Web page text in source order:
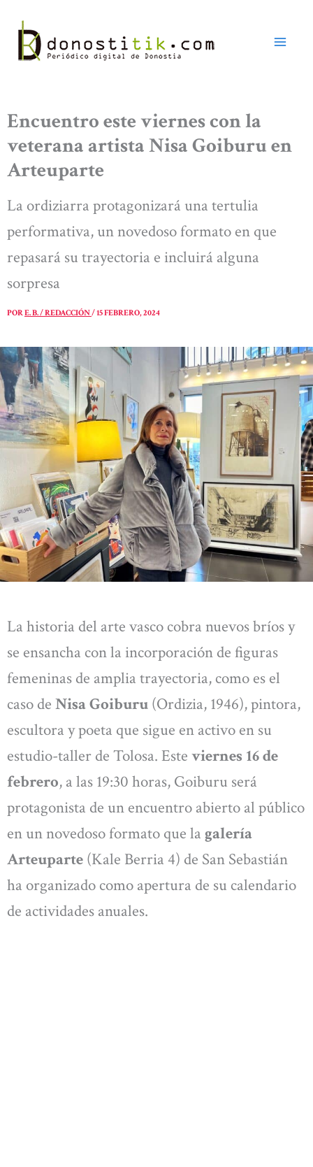
contenido
Encuentro este viernes con la
veterana artista Nisa Goiburu en
Arteuparte
La ordiziarra protagonizará una tertulia
performativa, un novedoso formato en que
repasará su trayectoria e incluirá alguna
sorpresa
PORE. B. / REDACCIÓN/15 FEBRERO, 2024
La historia del arte vasco cobra nuevos bríos y
se ensancha con la incorporación de figuras
femeninas de amplia trayectoria, como es el
caso de Nisa Goiburu (Ordizia, 1946), pintora,
escultora y poeta que sigue en activo en su
estudio-taller de Tolosa. Este viernes 16 de
febrero, a las 19:30 horas, Goiburu será
protagonista de un encuentro abierto al público
en un novedoso formato que la galería
Arteuparte (Kale Berria 4) de San Sebastián
ha organizado como apertura de su calendario
de actividades anuales.